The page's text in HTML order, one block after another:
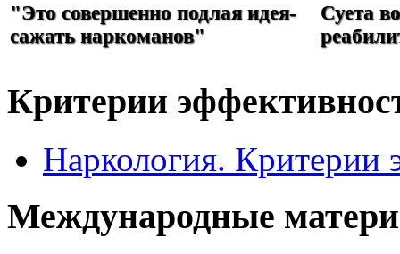
"Это совершенно подлая идея-
сажать наркоманов"
Суета
Критерии
Наркология. Критерии
Международные